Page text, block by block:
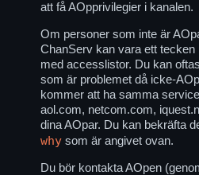
att få AOpprivilegier i kanalen.
Om personer som inte är
ChanServ kan vara ett tecken
med accesslistor. Du kan
som är problemet då icke-
kommer att ha samma
aol.com, netcom.com,
dina AOpar. Du kan bekräfta
why som är angivet ovan.
Du bör kontakta AOpen